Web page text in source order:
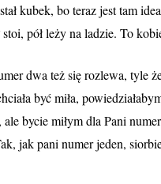
kubek, bo teraz jest tam
stoi, pół leży na ladzie. To
dwa też się rozlewa, tyle
być miła,
ale bycie miłym dla Pani
jak pani numer jeden,